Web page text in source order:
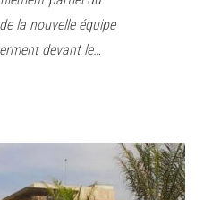
la nouvelle équipe
devant le…